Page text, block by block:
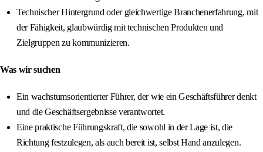
Technischer Hintergrund oder gleichwertige Branchenerfahrung, mit
der Fähigkeit, glaubwürdig mit technischen Produkten und
Zielgruppen zu kommunizieren.
Was wir suchen
Ein wachstumsorientierter Führer, der wie ein Geschäftsführer denkt
und die Geschäftsergebnisse verantwortet.
Eine praktische Führungskraft, die sowohl in der Lage ist, die
Richtung festzulegen, als auch bereit ist, selbst Hand anzulegen.